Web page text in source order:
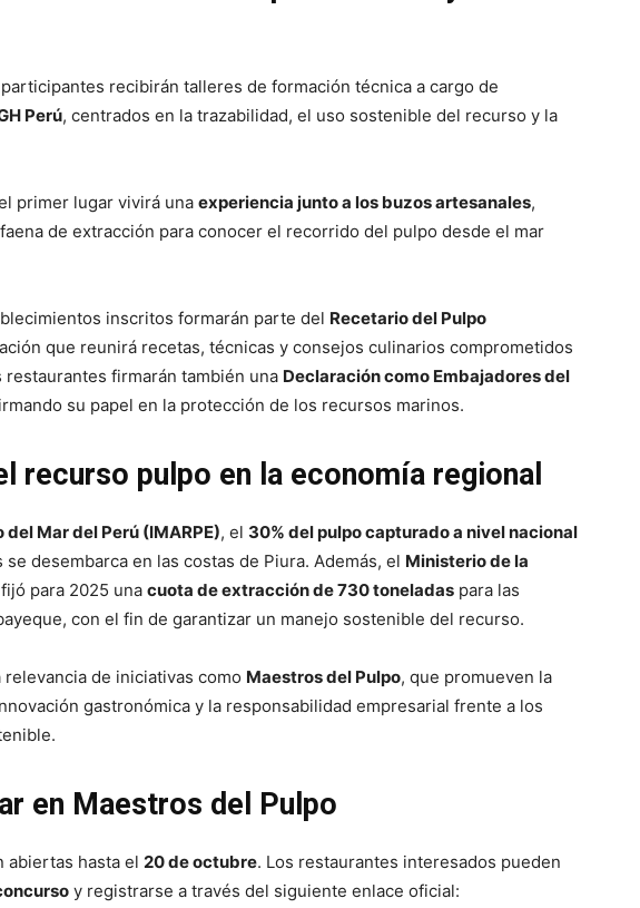
recibirán talleres de formación técnica a cargo de
Perú, centrados en la trazabilidad, el uso sostenible del recurso y la
primer lugar vivirá una experiencia junto a los buzos artesanales,
de extracción para conocer el recorrido del pulpo desde el mar
inscritos formarán parte del Recetario del Pulpo
que reunirá recetas, técnicas y consejos culinarios comprometidos
firmarán también una Declaración como Embajadores del
su papel en la protección de los recursos marinos.
recurso pulpo en la economía regional
Mar del Perú (IMARPE), el 30% del pulpo capturado a nivel nacional
desembarca en las costas de Piura. Además, el Ministerio de la
fijó para 2025 una cuota de extracción de 730 toneladas para las
con el fin de garantizar un manejo sostenible del recurso.
de iniciativas como Maestros del Pulpo, que promueven la
gastronómica y la responsabilidad empresarial frente a los
en Maestros del Pulpo
abiertas hasta el 20 de octubre. Los restaurantes interesados pueden
y registrarse a través del siguiente enlace oficial: